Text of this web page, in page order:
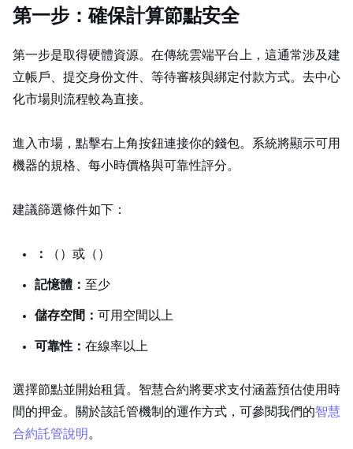
第一步：確保計算節點安全
第一步是取得硬體資源。在傳統雲端平台上，這通常涉及建
立帳戶、提交身份文件、等待審核與綁定付款方式。去中心
化市場則流程較為直接。
進入 GPUFlow 市場，點擊右上角按鈕連接你的錢包。系統將顯示可用
機器的規格、每小時價格與可靠性評分。
建議篩選條件如下：
GPU： RTX 4090（24GB VRAM）或 RTX 6000 Ada（48GB VRAM）
記憶體： 至少 32GB
儲存空間： 可用空間 100GB 以上
可靠性： 在線率 95% 以上
選擇節點並開始租賃。智慧合約將要求支付涵蓋預估使用時
間的押金。關於該託管機制的運作方式，可參閱我們的智慧
合約託管說明。